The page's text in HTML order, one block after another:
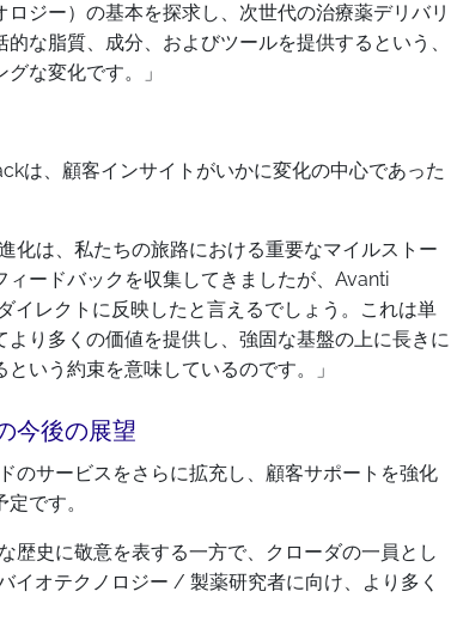
ジー）の基本を探求し、次世代の治療薬デリバリ
な脂質、成分、およびツールを提供するという、
な変化です。」
は、顧客インサイトがいかに変化の中心であった
化は、私たちの旅路における重要なマイルストー
ードバックを収集してきましたが、Avanti
イレクトに反映したと言えるでしょう。これは単
り多くの価値を提供し、強固な基盤の上に長きに
いう約束を意味しているのです。」
今後の展望
のサービスをさらに拡充し、顧客サポートを強化
です。
歴史に敬意を表する一方で、クローダの一員とし
オテクノロジー / 製薬研究者に向け、より多く